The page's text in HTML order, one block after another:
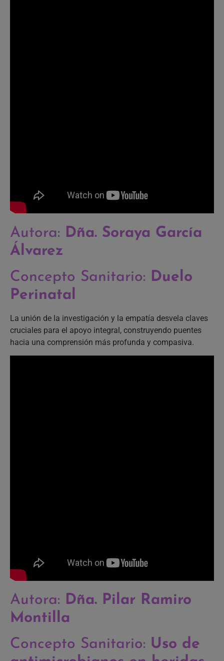
Autora: Dña. Soraya García
Álvarez
Concepto Sanitario: Duelo
Perinatal
La unión de la investigación y la empatía desvela claves
cruciales para el apoyo integral, construyendo puentes
hacia una comprensión más profunda y compasiva.
Autora: Dña. Pilar Ramiro
Montilla
Concepto Sanitario: Uso de